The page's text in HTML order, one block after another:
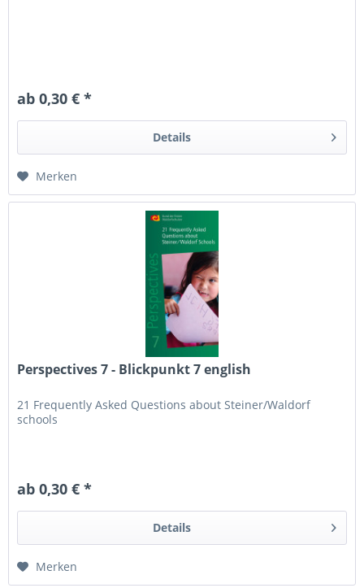
ab 0,30 € *
Details
Merken
Perspectives 7 - Blickpunkt 7 english
21 Frequently Asked Questions about Steiner/Waldorf
schools
ab 0,30 € *
Details
Merken